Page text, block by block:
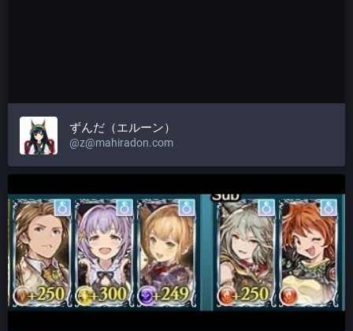
ずんだ（エルーン）
@z@mahiradon.com